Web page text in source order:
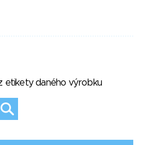
etikety daného výrobku